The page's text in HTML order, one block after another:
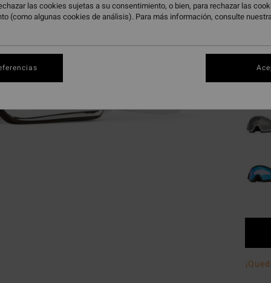
las cookies sujetas a su consentimiento, o bien, para rechazar las
(como algunas cookies de análisis). Para más información, consulte